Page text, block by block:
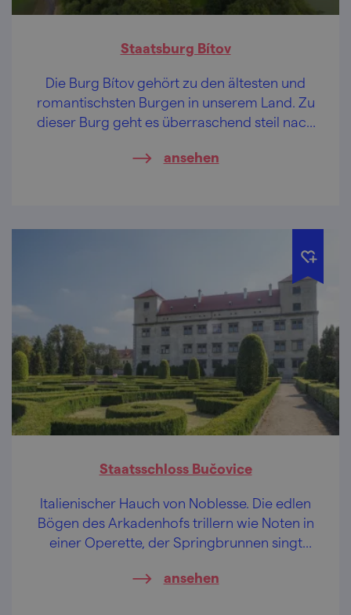
Staatsburg Bítov
Die Burg Bítov gehört zu den ältesten und
romantischsten Burgen in unserem Land. Zu
dieser Burg geht es überraschend steil nach
nicht?
ansehen
Staatsschloss Bučovice
Italienischer Hauch von Noblesse. Die edlen
Bögen des Arkadenhofs trillern wie Noten in
einer Operette, der Springbrunnen singt
ansehen